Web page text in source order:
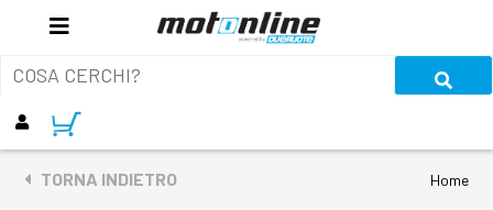
TORNA INDIETRO Home